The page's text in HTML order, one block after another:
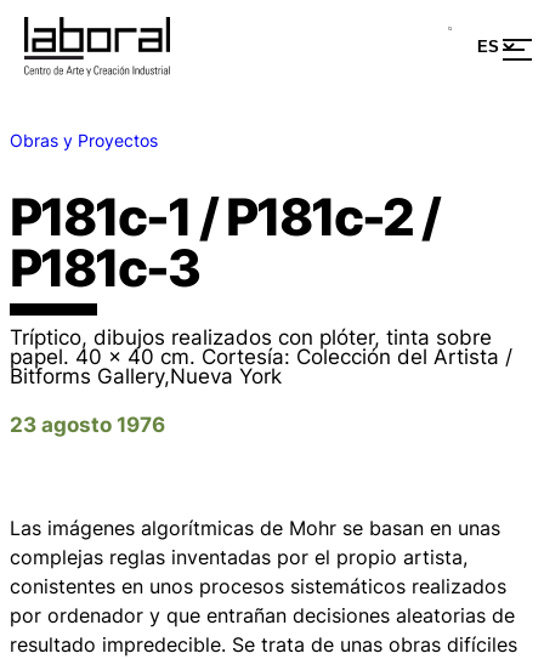
Obras y Proyectos
P181c-1 / P181c-2 /
P181c-3
Tríptico, dibujos realizados con plóter, tinta sobre
papel. 40 x 40 cm. Cortesía: Colección del Artista /
Bitforms Gallery,Nueva York
23 agosto 1976
Las imágenes algorítmicas de Mohr se basan en unas
complejas reglas inventadas por el propio artista,
conistentes en unos procesos sistemáticos realizados
por ordenador y que entrañan decisiones aleatorias de
resultado impredecible. Se trata de unas obras difíciles